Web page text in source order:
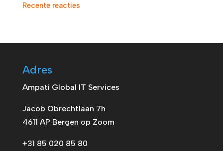
Recente reacties
Adres
Ampati Global IT Services
Jacob Obrechtlaan 7h
4611 AP Bergen op Zoom
+31 85 020 85 80